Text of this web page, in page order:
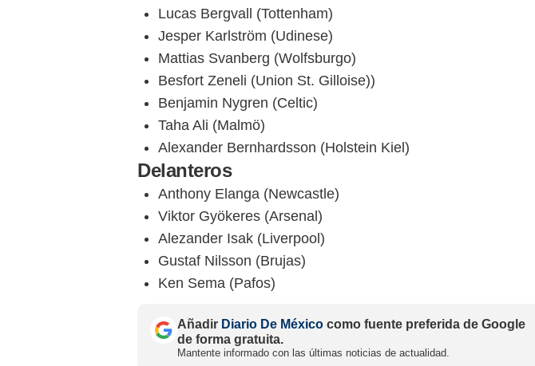
Lucas Bergvall (Tottenham)
Jesper Karlström (Udinese)
Mattias Svanberg (Wolfsburgo)
Besfort Zeneli (Union St. Gilloise))
Benjamin Nygren (Celtic)
Taha Ali (Malmö)
Alexander Bernhardsson (Holstein Kiel)
Delanteros
Anthony Elanga (Newcastle)
Viktor Gyökeres (Arsenal)
Alezander Isak (Liverpool)
Gustaf Nilsson (Brujas)
Ken Sema (Pafos)
Añadir Diario De México como fuente preferida de Google
de forma gratuita.
Mantente informado con las últimas noticias de actualidad.